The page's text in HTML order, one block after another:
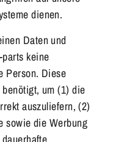
dienen.
Daten und
keine
Person. Diese
um (1) die
auszuliefern, (2)
sowie die Werbung